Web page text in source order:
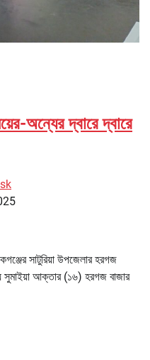
অন্যের দ্বারে দ্বারে
সাটুরিয়া উপজেলার হরগজ
সুমাইয়া আক্তার (১৬) হরগজ বাজার